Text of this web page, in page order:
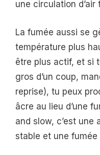
une circulation d’air
La fumée aussi se
température plus
être plus actif, et si
gros d’un coup,
reprise), tu peux
âcre au lieu d’une
and slow, c’est une
stable et une fumée